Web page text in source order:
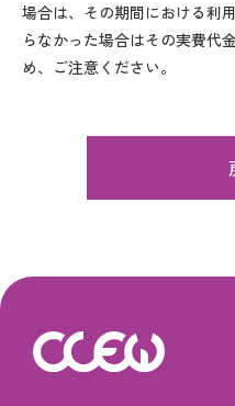
場合は、その期間における利
らなかった場合はその実費代
め、ご注意ください。